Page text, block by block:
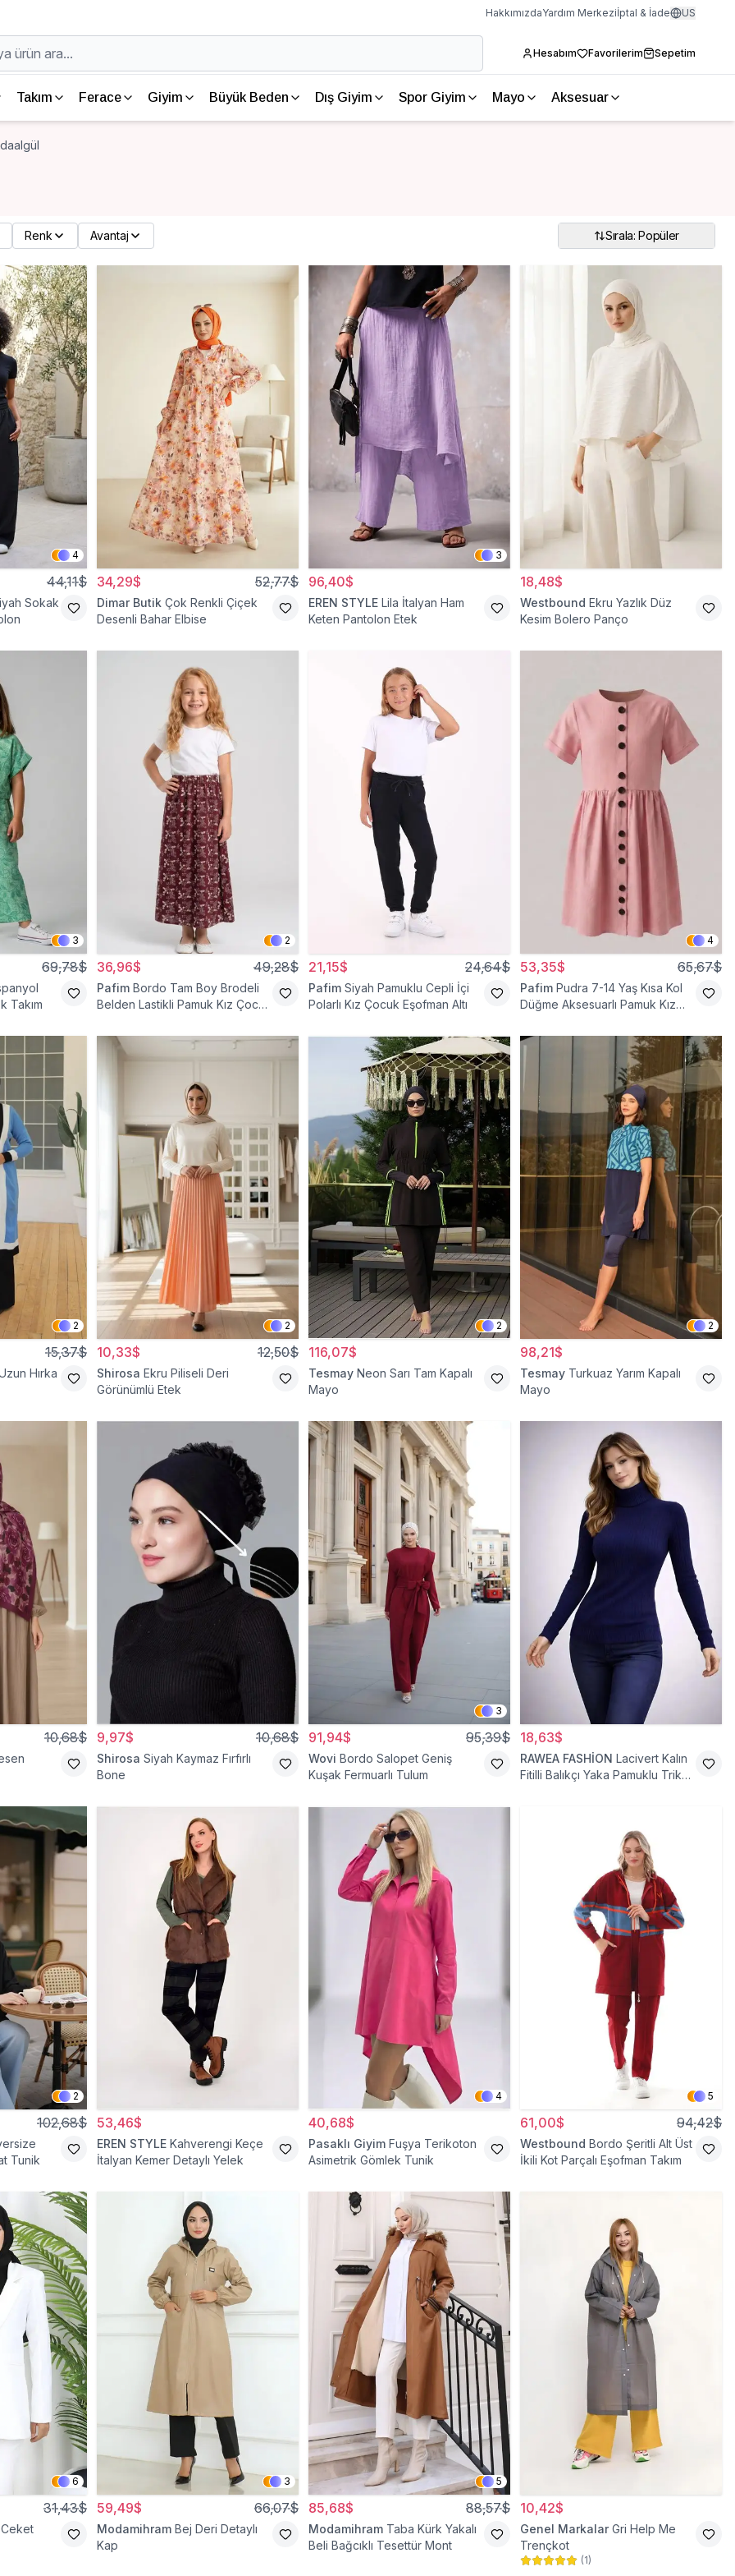
HakkımızdaYardım Merkeziİptal & İade US
Hesabım Favorilerim Sepetim
Takım Ferace Giyim Büyük Beden Dış Giyim Spor Giyim Mayo Aksesuar
Renk Avantaj Sırala: Popüler
4
44,11$
Sokak
34,29$ 52,77$
Dimar Butik Çok Renkli Çiçek
Desenli Bahar Elbise
3
96,40$
EREN STYLE Lila İtalyan Ham
Keten Pantolon Etek
18,48$
Westbound Ekru Yazlık Düz
Kesim Bolero Panço
3
69,78$
Takım
2
36,96$ 49,28$
Pafim Bordo Tam Boy Brodeli
Belden Lastikli Pamuk Kız Çocuk
21,15$ 24,64$
Pafim Siyah Pamuklu Cepli İçi
Polarlı Kız Çocuk Eşofman Altı
4
53,35$ 65,67$
Pafim Pudra 7-14 Yaş Kısa Kol
Düğme Aksesuarlı Pamuk Kız
2
15,37$
Hırka
2
10,33$ 12,50$
Shirosa Ekru Piliseli Deri
Görünümlü Etek
2
116,07$
Tesmay Neon Sarı Tam Kapalı
Mayo
2
98,21$
Tesmay Turkuaz Yarım Kapalı
Mayo
10,68$ 9,97$ 10,68$
Shirosa Siyah Kaymaz Fırfırlı
Bone
3
91,94$ 95,39$
Wovi Bordo Salopet Geniş
Kuşak Fermuarlı Tulum
18,63$
RAWEA FASHİON Lacivert Kalın
Fitilli Balıkçı Yaka Pamuklu Triko
2
102,68$
Tunik
53,46$
EREN STYLE Kahverengi Keçe
İtalyan Kemer Detaylı Yelek
4
40,68$
Pasaklı Giyim Fuşya Terikoton
Asimetrik Gömlek Tunik
5
61,00$ 94,42$
Westbound Bordo Şeritli Alt Üst
İkili Kot Parçalı Eşofman Takım
6
31,43$
3
59,49$ 66,07$
Modamihram Bej Deri Detaylı
Kap
5
85,68$ 88,57$
Modamihram Taba Kürk Yakalı
Beli Bağcıklı Tesettür Mont
10,42$
Genel Markalar Gri Help Me
Trençkot
(1)